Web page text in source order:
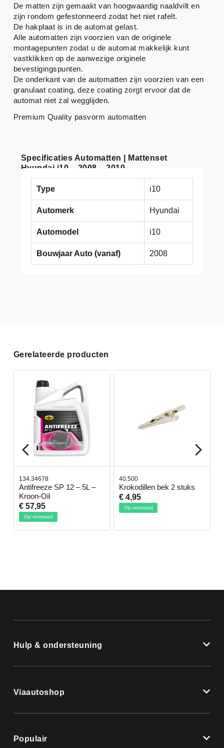
Specificaties Automatten | Mattenset
Hyundai i10 – 2008 – 2010
Type i10
Automerk Hyundai
Automodel i10
Bouwjaar Auto (vanaf) 2008
De matten zijn gemaakt van hoogwaardig naaldvilt en
zijn rondom gefestonneerd zodat het niet rafelt.
De hakplaat is in de automat gelast.
Alle automatten zijn voorzien van de originele
montagepunten zodat u de automat makkelijk kunt
vastklikken op de aanwezige originele
bevestigingspunten.
De onderkant van de automatten zijn voorzien van een
granulaat coating, deze coating zorgt ervoor dat de
automat niet zal wegglijden.
Premium Quality pasvorm automatten
Gerelateerde producten
134.34678
Antifreeze SP 12 – 5L –
Kroon-Oil
€ 57,95
Op voorraad
40.500
Krokodillen bek 2 stuks
€ 4,95
Op voorraad
Hulp & ondersteuning
Viaautoshop
Populair